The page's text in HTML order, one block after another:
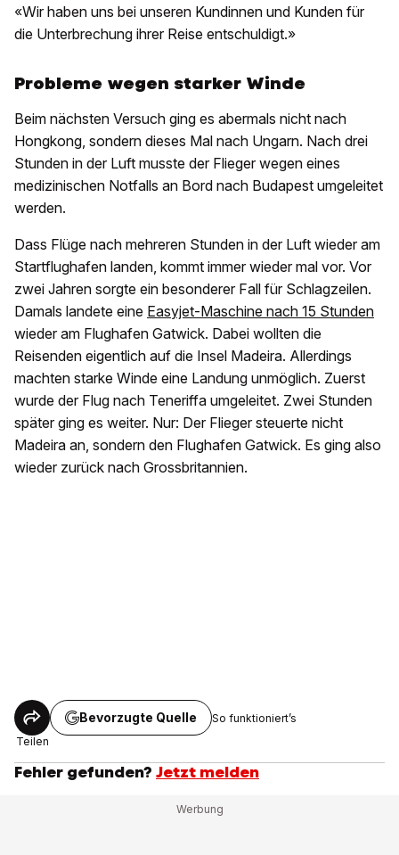
«Wir haben uns bei unseren Kundinnen und Kunden für
die Unterbrechung ihrer Reise entschuldigt.»
Probleme wegen starker Winde
Beim nächsten Versuch ging es abermals nicht nach
Hongkong, sondern dieses Mal nach Ungarn. Nach drei
Stunden in der Luft musste der Flieger wegen eines
medizinischen Notfalls an Bord nach Budapest umgeleitet
werden.
Dass Flüge nach mehreren Stunden in der Luft wieder am
Startflughafen landen, kommt immer wieder mal vor. Vor
zwei Jahren sorgte ein besonderer Fall für Schlagzeilen.
Damals landete eine Easyjet-Maschine nach 15 Stunden
wieder am Flughafen Gatwick. Dabei wollten die
Reisenden eigentlich auf die Insel Madeira. Allerdings
machten starke Winde eine Landung unmöglich. Zuerst
wurde der Flug nach Teneriffa umgeleitet. Zwei Stunden
später ging es weiter. Nur: Der Flieger steuerte nicht
Madeira an, sondern den Flughafen Gatwick. Es ging also
wieder zurück nach Grossbritannien.
Teilen
Bevorzugte Quelle So funktioniert’s
Fehler gefunden? Jetzt melden